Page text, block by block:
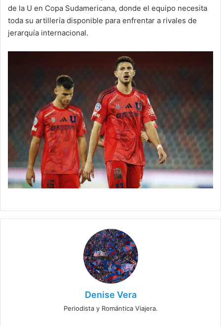
de la U en Copa Sudamericana, donde el equipo necesita
toda su artillería disponible para enfrentar a rivales de
jerarquía internacional.
Denise Vera
Periodista y Romántica Viajera.